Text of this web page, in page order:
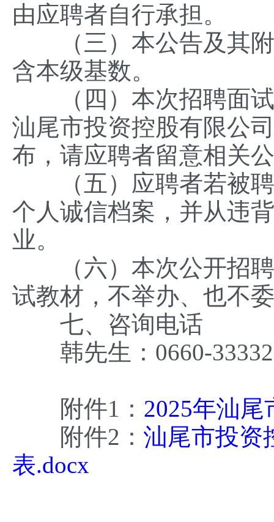
由应聘者自行承担。
（三）本公告及其附
含本级基数。
（四）本次招聘面试
汕尾市投资控股有限公
布，请应聘者留意相关
（五）应聘者若被聘
个人诚信档案，并从违
业。
（六）本次公开招聘
试教材，不举办、也不
七、咨询电话
韩先生：0660-
附件1： 2025年汕
附件2： 汕尾市投资
表.docx